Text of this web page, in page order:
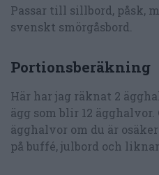
Passar till sillbord, påsk,
svenskt smörgåsbord.
Portionsberäkning
Här har jag räknat 2
ägg som blir 12
ägghalvor om du är
på buffé, julbord och